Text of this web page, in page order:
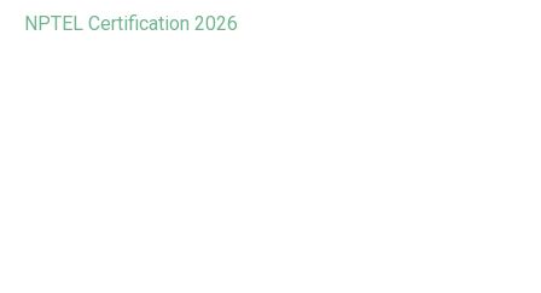
NPTEL Certification 2026